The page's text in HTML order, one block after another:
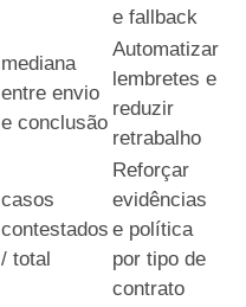
e fallback
mediana
entre envio
e conclusão
Automatizar
lembretes e
reduzir
retrabalho
casos
contestados
/ total
Reforçar
evidências
e política
por tipo de
contrato